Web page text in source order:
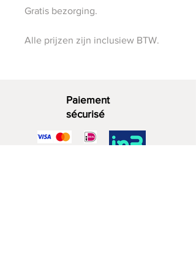
Gratis bezorging.
Alle prijzen zijn inclusiew BTW.
Paiement
sécurisé